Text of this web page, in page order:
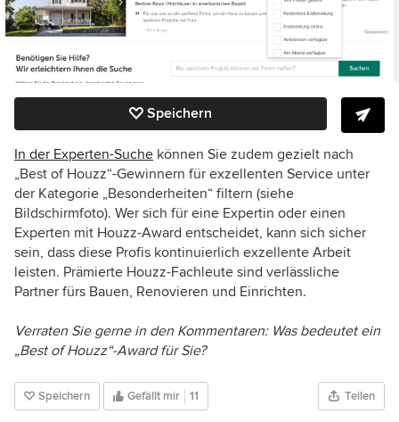
Speichern
In der Experten-Suche können Sie zudem gezielt nach
„Best of Houzz“-Gewinnern für exzellenten Service unter
der Kategorie „Besonderheiten“ filtern (siehe
Bildschirmfoto). Wer sich für eine Expertin oder einen
Experten mit Houzz-Award entscheidet, kann sich sicher
sein, dass diese Profis kontinuierlich exzellente Arbeit
leisten. Prämierte Houzz-Fachleute sind verlässliche
Partner fürs Bauen, Renovieren und Einrichten.
Verraten Sie gerne in den Kommentaren: Was bedeutet ein
„Best of Houzz“-Award für Sie?
Speichern Gefällt mir 11 Teilen